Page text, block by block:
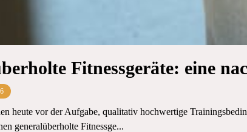
Fitnessgeräte: eine
heute vor der Aufgabe, qualitativ hochwertige
generalüberholte Fitnessge...